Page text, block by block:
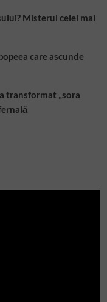
Misterul celei mai
care ascunde
transformat „sora